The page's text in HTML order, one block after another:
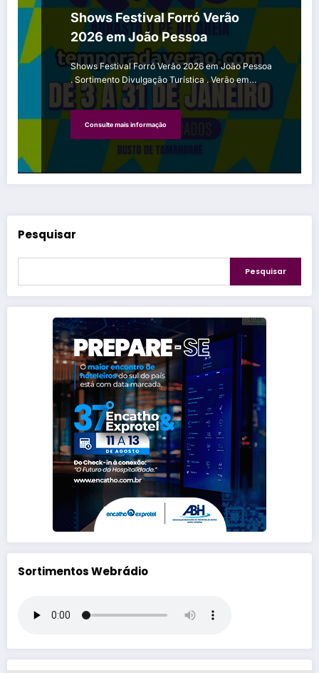
Shows Festival Forró Verão
2026 em João Pessoa
Shows Festival Forró Verão 2026 em João Pessoa
. Sortimento Divulgação Turística . Verão em…
Consulte mais informação
Pesquisar
Pesquisar
Sortimentos Webrádio